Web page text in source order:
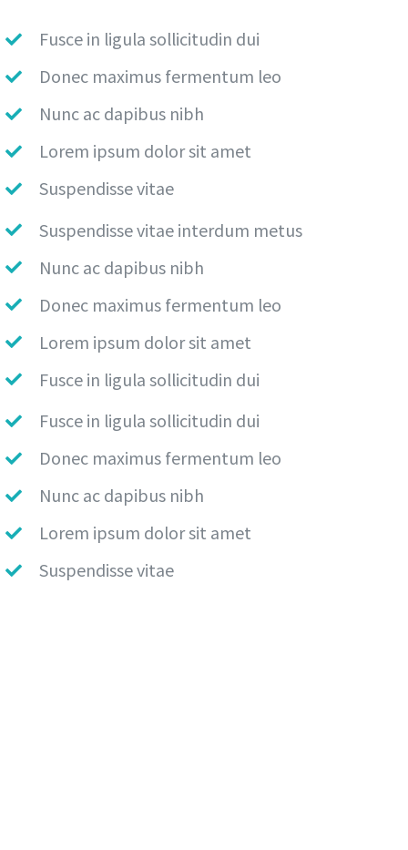
Fusce in ligula sollicitudin dui
Donec maximus fermentum leo
Nunc ac dapibus nibh
Lorem ipsum dolor sit amet
Suspendisse vitae
Suspendisse vitae interdum metus
Nunc ac dapibus nibh
Donec maximus fermentum leo
Lorem ipsum dolor sit amet
Fusce in ligula sollicitudin dui
Fusce in ligula sollicitudin dui
Donec maximus fermentum leo
Nunc ac dapibus nibh
Lorem ipsum dolor sit amet
Suspendisse vitae